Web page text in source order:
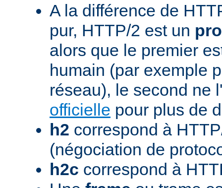
A la différence de
pur, HTTP/2 est un
alors que le premier
humain (par exemple
réseau), le second ne
officielle pour plus de
h2 correspond à
(négociation de
h2c correspond à